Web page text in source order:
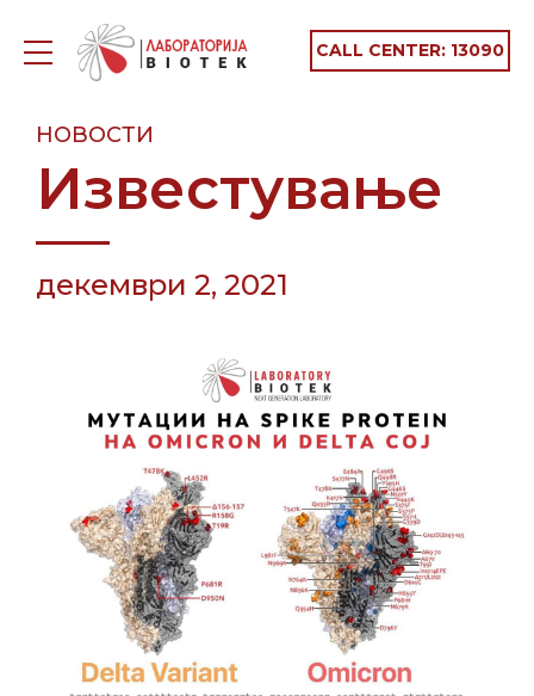
CALL CENTER: 13090
НОВОСТИ
Известување
декември 2, 2021